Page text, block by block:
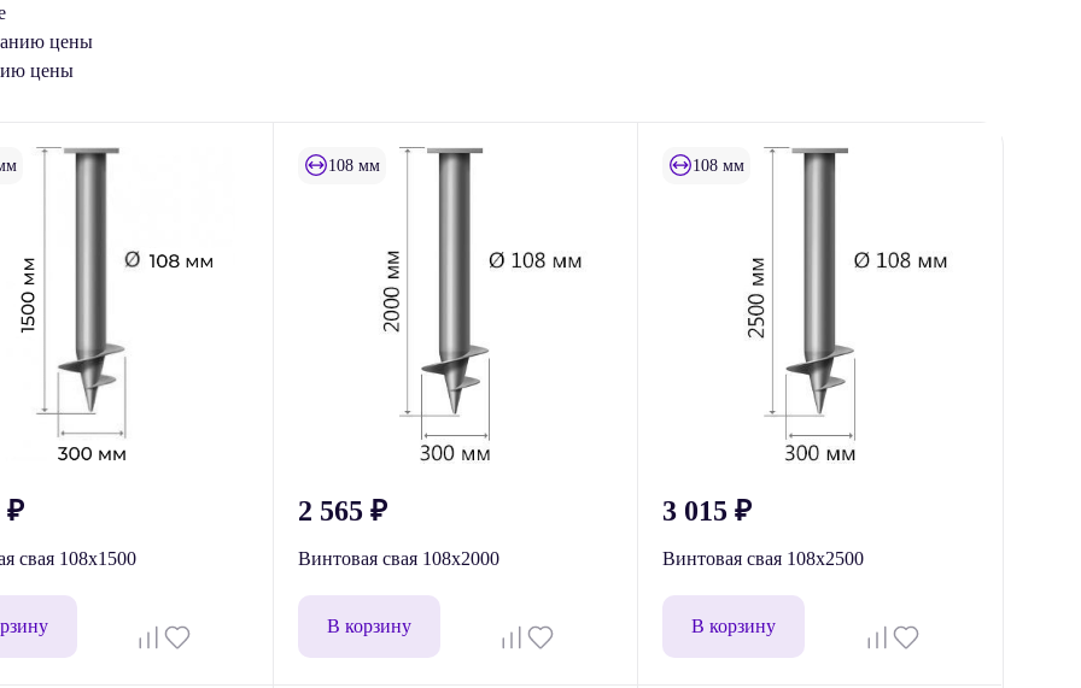
цены
цены
₽
свая 108x1500
108 мм
2 565₽
Винтовая свая 108x2000
В корзину
108 мм
3 015 ₽
Винтовая свая 108x2500
В корзину